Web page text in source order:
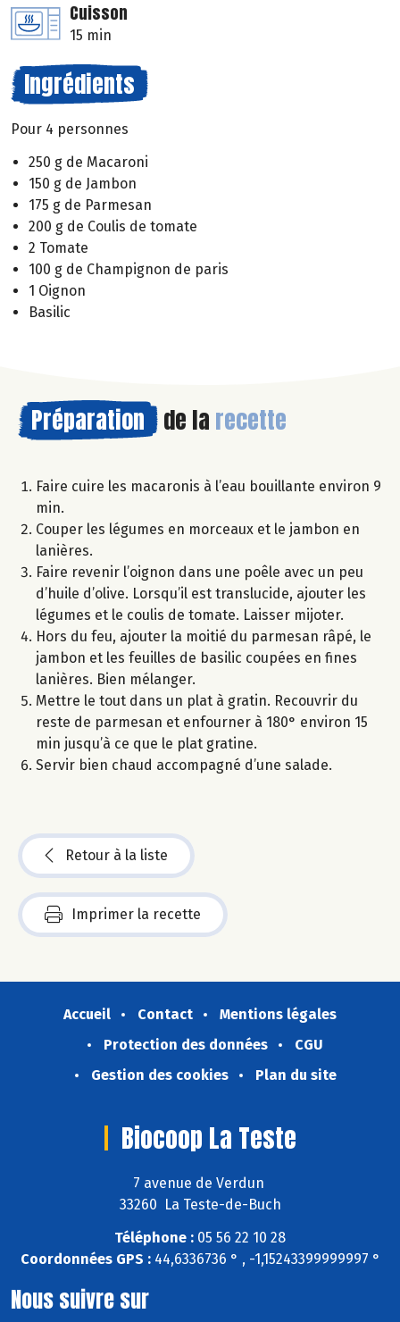
Cuisson
15 min
Ingrédients
Pour 4 personnes
250 g de Macaroni
150 g de Jambon
175 g de Parmesan
200 g de Coulis de tomate
2 Tomate
100 g de Champignon de paris
1 Oignon
Basilic
Préparation de la recette
Faire cuire les macaronis à l’eau bouillante environ 9
min.
Couper les légumes en morceaux et le jambon en
lanières.
Faire revenir l’oignon dans une poêle avec un peu
d’huile d’olive. Lorsqu’il est translucide, ajouter les
légumes et le coulis de tomate. Laisser mijoter.
Hors du feu, ajouter la moitié du parmesan râpé, le
jambon et les feuilles de basilic coupées en fines
lanières. Bien mélanger.
Mettre le tout dans un plat à gratin. Recouvrir du
reste de parmesan et enfourner à 180° environ 15
min jusqu’à ce que le plat gratine.
Servir bien chaud accompagné d’une salade.
Retour à la liste
Imprimer la recette
Accueil Contact
Mentions légales
Protection des données
CGU
Gestion des cookies
Plan du site
Biocoop La Teste
7 avenue de Verdun
33260 La Teste-de-Buch
Téléphone : 05 56 22 10 28
Coordonnées GPS :44,6336736 ° , -1,15243399999997 °
Nous suivre sur